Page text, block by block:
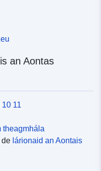
an Aontas
10 11
theagmhála
de lárionaid an Aontais